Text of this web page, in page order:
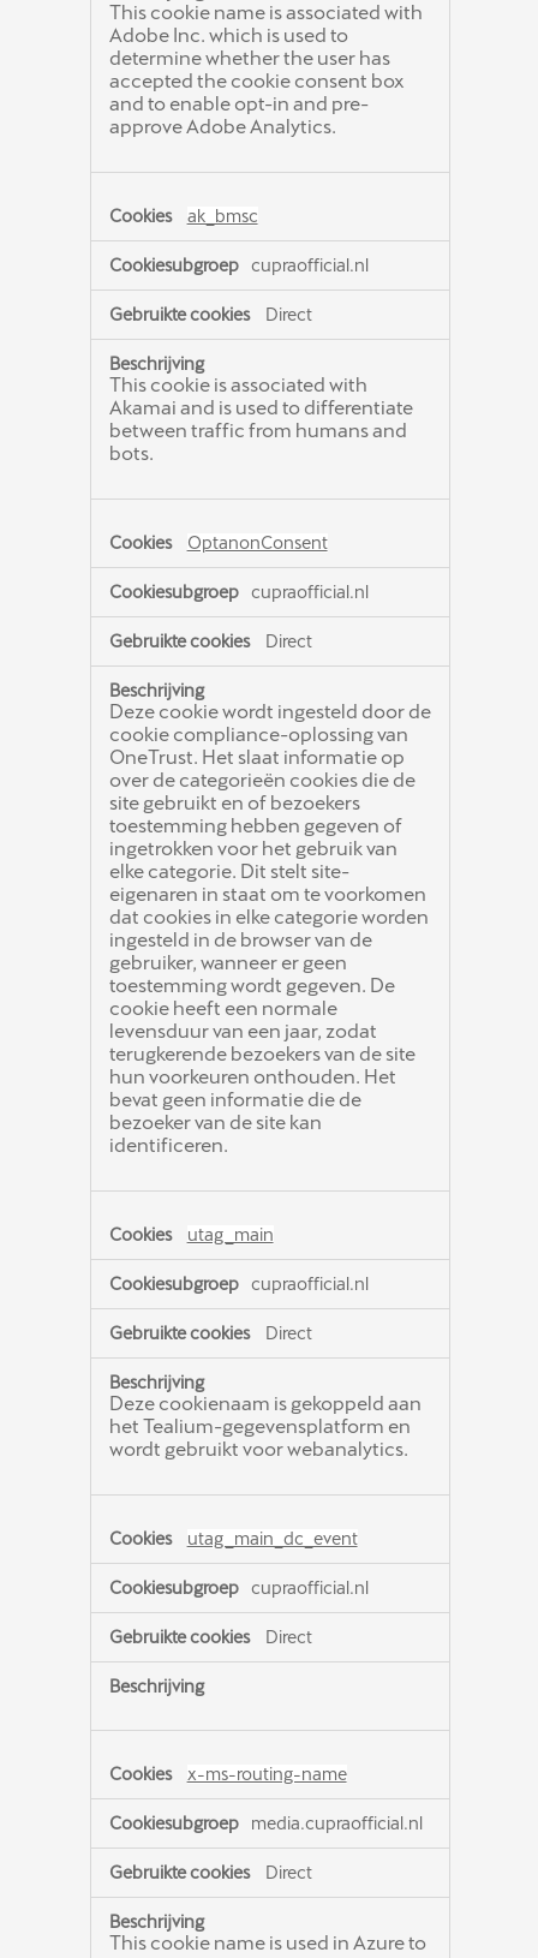
This cookie name is associated with
Adobe Inc. which is used to
determine whether the user has
accepted the cookie consent box
and to enable opt-in and pre-
approve Adobe Analytics.
ak_bmsc
cupraofficial.nl
Direct
This cookie is associated with
Akamai and is used to differentiate
between traffic from humans and
bots.
OptanonConsent
cupraofficial.nl
Direct
Deze cookie wordt ingesteld door de
cookie compliance-oplossing van
OneTrust. Het slaat informatie op
over de categorieën cookies die de
site gebruikt en of bezoekers
toestemming hebben gegeven of
ingetrokken voor het gebruik van
elke categorie. Dit stelt site-
eigenaren in staat om te voorkomen
dat cookies in elke categorie worden
ingesteld in de browser van de
gebruiker, wanneer er geen
toestemming wordt gegeven. De
cookie heeft een normale
levensduur van een jaar, zodat
terugkerende bezoekers van de site
hun voorkeuren onthouden. Het
bevat geen informatie die de
bezoeker van de site kan
identificeren.
utag_main
cupraofficial.nl
Direct
Deze cookienaam is gekoppeld aan
het Tealium-gegevensplatform en
wordt gebruikt voor webanalytics.
utag_main_dc_event
cupraofficial.nl
Direct
x-ms-routing-name
media.cupraofficial.nl
Direct
This cookie name is used in Azure to